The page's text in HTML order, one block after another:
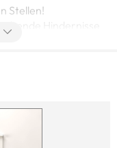
Stellen!
Hindernisse
sich das Fenster